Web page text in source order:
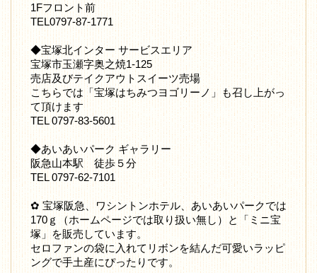
1Fフロント前
TEL0797-87-1771
◆宝塚北インター サービスエリア
宝塚市玉瀬字奥之焼1-125
売店及びテイクアウトスイーツ売場
こちらでは「宝塚はちみつヨゴリーノ」も召し上がっ
て頂けます
TEL 0797-83-5601
◆あいあいパーク ギャラリー
阪急山本駅 徒歩５分
TEL 0797-62-7101
✿ 宝塚阪急、ワシントンホテル、あいあいパークでは
170ｇ（ホームページでは取り扱い無し）と「ミニ宝
塚」を販売しています。
セロファンの袋に入れてリボンを結んだ可愛いラッピ
ングで手土産にぴったりです。